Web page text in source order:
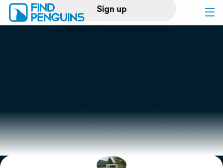
Sign up
Log in
Print a book
Flyover video
Explore